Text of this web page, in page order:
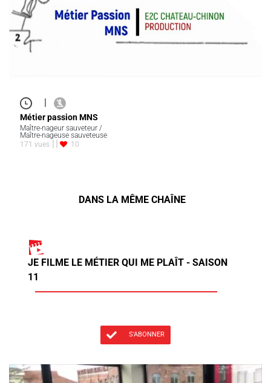
|
Métier passion MNS
Maître-nageur sauveteur /
Maître-nageuse sauveteuse
171 vues
10
DANS LA MÊME CHAÎNE
JE FILME LE MÉTIER QUI ME PLAÎT - SAISON
11
S'ABONNER